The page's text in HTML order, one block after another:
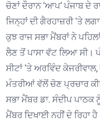
ਚੋਣਾਂ ਦੌਰਾਨ ‘ਆਪ’ ਪੰਜਾਬ ਦੇ
ਜਿਨ੍ਹਾਂ ਦੀ ਗੈਰਹਾਜ਼ਰੀ ‘ਤੇ
ਕੁਝ ਰਾਜ ਸਭਾ ਮੈਂਬਰਾਂ ਨੇ
ਲੈਣ ਤੋਂ ਪਾਸਾ ਵੱਟ ਲਿਆ ਸੀ।
ਸੀਟਾਂ ‘ਤੇ ਅਰਵਿੰਦ
ਮੰਤਰੀਆਂ ਵੱਲੋਂ ਚੋਣ ਪ੍ਰਚਾਰ
ਸਭਾ ਮੈਂਬਰ ਡਾ. ਸੰਦੀਪ ਪਾਠਕ
ਮੈਂਬਰ ਦਿਖਾਈ ਨਹੀਂ ਦੇ ਰਿਹਾ